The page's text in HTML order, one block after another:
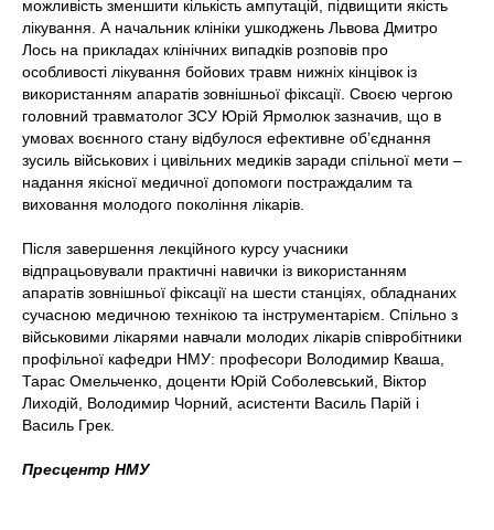
можливість зменшити кількість ампутацій, підвищити якість
лікування. А начальник клініки ушкоджень Львова Дмитро
Лось на прикладах клінічних випадків розповів про
особливості лікування бойових травм нижніх кінцівок із
використанням апаратів зовнішньої фіксації. Своєю чергою
головний травматолог ЗСУ Юрій Ярмолюк зазначив, що в
умовах воєнного стану відбулося ефективне об’єднання
зусиль військових і цивільних медиків заради спільної мети –
надання якісної медичної допомоги постраждалим та
виховання молодого покоління лікарів.
Після завершення лекційного курсу учасники
відпрацьовували практичні навички із використанням
апаратів зовнішньої фіксації на шести станціях, обладнаних
сучасною медичною технікою та інструментарієм. Спільно з
військовими лікарями навчали молодих лікарів співробітники
профільної кафедри НМУ: професори Володимир Кваша,
Тарас Омельченко, доценти Юрій Соболевський, Віктор
Лиходій, Володимир Чорний, асистенти Василь Парій і
Василь Грек.
Пресцентр НМУ